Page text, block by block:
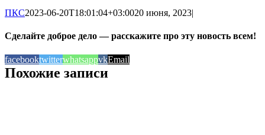
ПКС2023-06-20T18:01:04+03:0020 июня, 2023|
Сделайте доброе дело — расскажите про эту новость всем!
facebooktwitterwhatsappvkEmail
Похожие записи